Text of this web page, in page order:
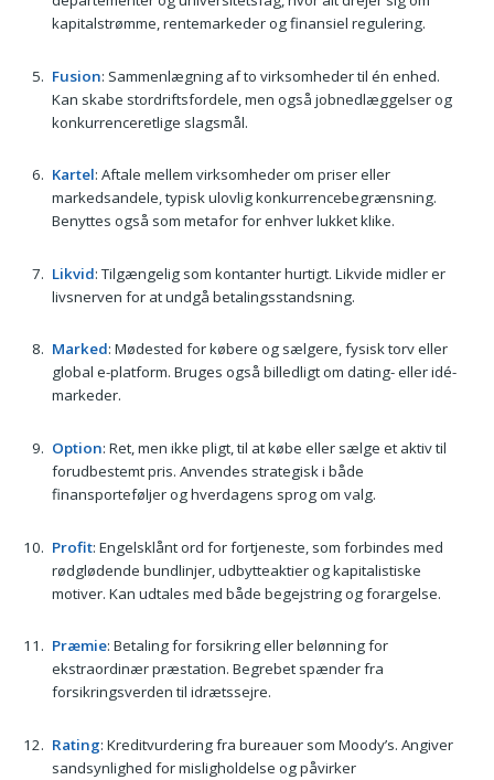
kapitalstrømme, rentemarkeder og finansiel regulering.
Fusion: Sammenlægning af to virksomheder til én enhed.
Kan skabe stordriftsfordele, men også jobnedlæggelser og
konkurrenceretlige slagsmål.
Kartel: Aftale mellem virksomheder om priser eller
markedsandele, typisk ulovlig konkurrencebegrænsning.
Benyttes også som metafor for enhver lukket klike.
Likvid: Tilgængelig som kontanter hurtigt. Likvide midler er
livsnerven for at undgå betalingsstandsning.
Marked: Mødested for købere og sælgere, fysisk torv eller
global e-platform. Bruges også billedligt om dating- eller idé-
markeder.
Option: Ret, men ikke pligt, til at købe eller sælge et aktiv til
forudbestemt pris. Anvendes strategisk i både
finansporteføljer og hverdagens sprog om valg.
Profit: Engelsklånt ord for fortjeneste, som forbindes med
rødglødende bundlinjer, udbytteaktier og kapitalistiske
motiver. Kan udtales med både begejstring og forargelse.
Præmie: Betaling for forsikring eller belønning for
ekstraordinær præstation. Begrebet spænder fra
forsikringsverden til idrætssejre.
Rating: Kreditvurdering fra bureauer som Moody’s. Angiver
sandsynlighed for misligholdelse og påvirker